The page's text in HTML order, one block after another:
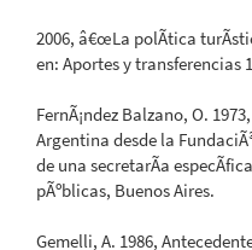
2006, â€œLa polÃ­tica
en: Aportes y transferencias
FernÃ¡ndez Balzano, O.
Argentina desde la
de una secretarÃ­a
pÃºblicas, Buenos Aires.
Gemelli, A. 1986,